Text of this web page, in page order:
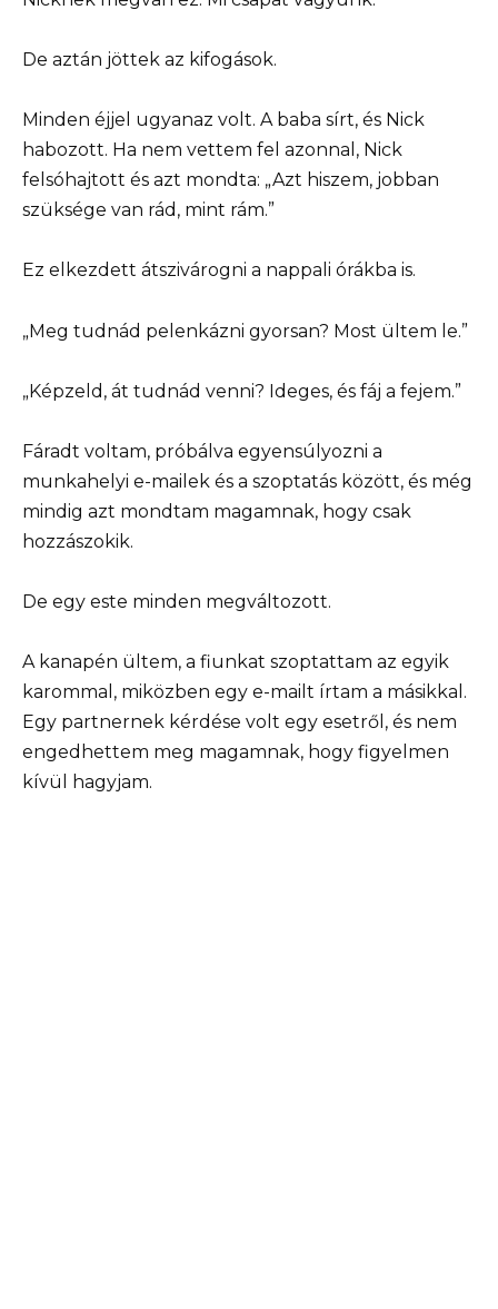
De aztán jöttek az kifogások.
Minden éjjel ugyanaz volt. A baba sírt, és Nick
habozott. Ha nem vettem fel azonnal, Nick
felsóhajtott és azt mondta: „Azt hiszem, jobban
szüksége van rád, mint rám.”
Ez elkezdett átszivárogni a nappali órákba is.
„Meg tudnád pelenkázni gyorsan? Most ültem le.”
„Képzeld, át tudnád venni? Ideges, és fáj a fejem.”
Fáradt voltam, próbálva egyensúlyozni a
munkahelyi e-mailek és a szoptatás között, és még
mindig azt mondtam magamnak, hogy csak
hozzászokik.
De egy este minden megváltozott.
A kanapén ültem, a fiunkat szoptattam az egyik
karommal, miközben egy e-mailt írtam a másikkal.
Egy partnernek kérdése volt egy esetről, és nem
engedhettem meg magamnak, hogy figyelmen
kívül hagyjam.